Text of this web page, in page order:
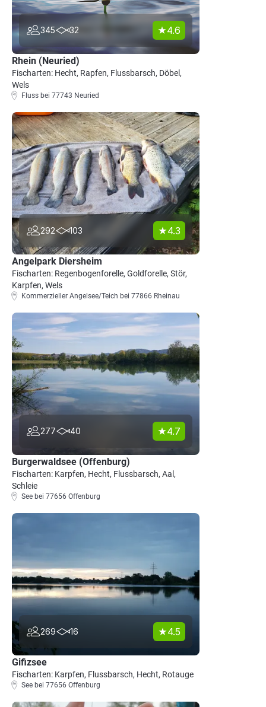
345 32 4.6
Rhein (Neuried)
Fischarten: Hecht, Rapfen, Flussbarsch, Döbel,
Wels
Fluss bei 77743 Neuried
292 103 4.3
Angelpark Diersheim
Fischarten: Regenbogenforelle, Goldforelle, Stör,
Karpfen, Wels
Kommerzieller Angelsee/Teich bei 77866 Rheinau
277 40 4.7
Burgerwaldsee (Offenburg)
Fischarten: Karpfen, Hecht, Flussbarsch, Aal,
Schleie
See bei 77656 Offenburg
269 16 4.5
Gifizsee
Fischarten: Karpfen, Flussbarsch, Hecht, Rotauge
See bei 77656 Offenburg